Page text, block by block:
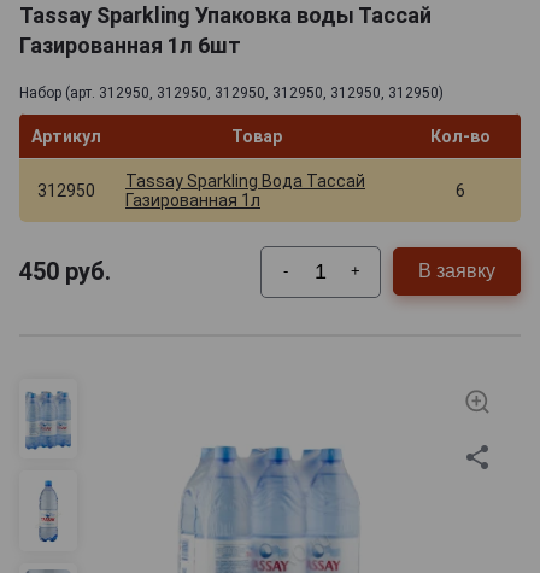
Tassay Sparkling Упаковка воды Тассай
Газированная 1л 6шт
Набор (арт. 312950, 312950, 312950, 312950, 312950, 312950)
Артикул Товар Кол-во
312950
Tassay Sparkling Вода Тассай
Газированная 1л
6
450 руб. - + В заявку